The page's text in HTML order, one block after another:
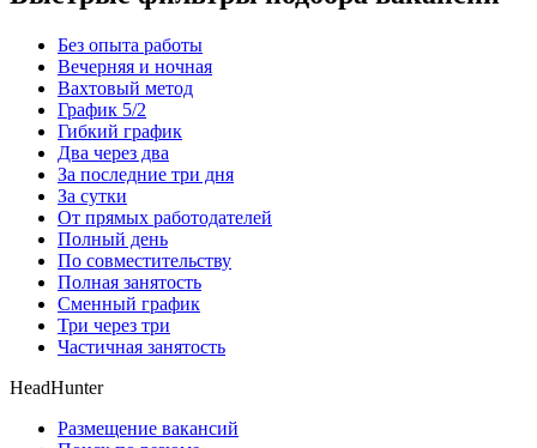
Без опыта работы
Вечерняя и ночная
Вахтовый метод
График 5/2
Гибкий график
Два через два
За последние три дня
За сутки
От прямых работодателей
Полный день
По совместительству
Полная занятость
Сменный график
Три через три
Частичная занятость
HeadHunter
Размещение вакансий